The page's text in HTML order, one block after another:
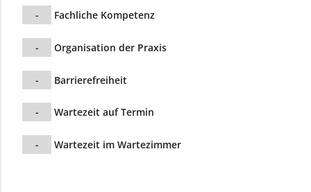
- Fachliche Kompetenz
- Organisation der Praxis
- Barrierefreiheit
- Wartezeit auf Termin
- Wartezeit im Wartezimmer